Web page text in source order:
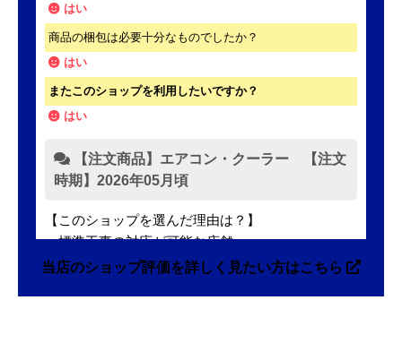
はい
商品の梱包は必要十分なものでしたか？
はい
またこのショップを利用したいですか？
はい
【注文商品】エアコン・クーラー 【注文
時期】2026年05月頃
【このショップを選んだ理由は？】
・標準工事の対応が可能な店舗
・標準工事費込みセットの価格が表示がされていて
当店のショップ評価を詳しく見たい方はこちら